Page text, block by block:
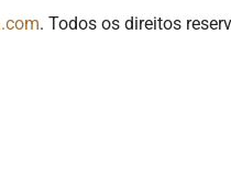
. Todos os direitos